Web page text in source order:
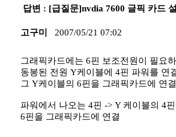
답변 : [급질문]nvdia 7600 글픽 카드
고구미 2007/05/21 07:02
그래픽카드에는 6핀 보조전원이 필요
동봉된 전원 Y케이블에 4핀 파워를 연
그 Y케이블의 6핀을 그래픽카드에 연
파워에서 나오는 4핀 -> Y 케이블의 4
6핀을 그래픽카드에 연결